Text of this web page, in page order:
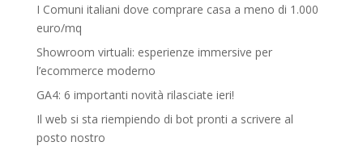
I Comuni italiani dove comprare casa a meno di 1.000
euro/mq
Showroom virtuali: esperienze immersive per
l’ecommerce moderno
GA4: 6 importanti novità rilasciate ieri!
Il web si sta riempiendo di bot pronti a scrivere al
posto nostro